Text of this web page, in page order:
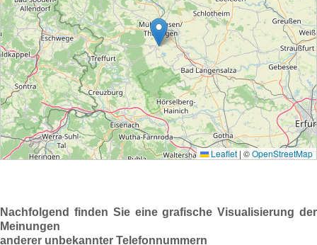
Nachfolgend finden Sie eine grafische Visualisierung der
Meinungen
anderer unbekannter Telefonnummern